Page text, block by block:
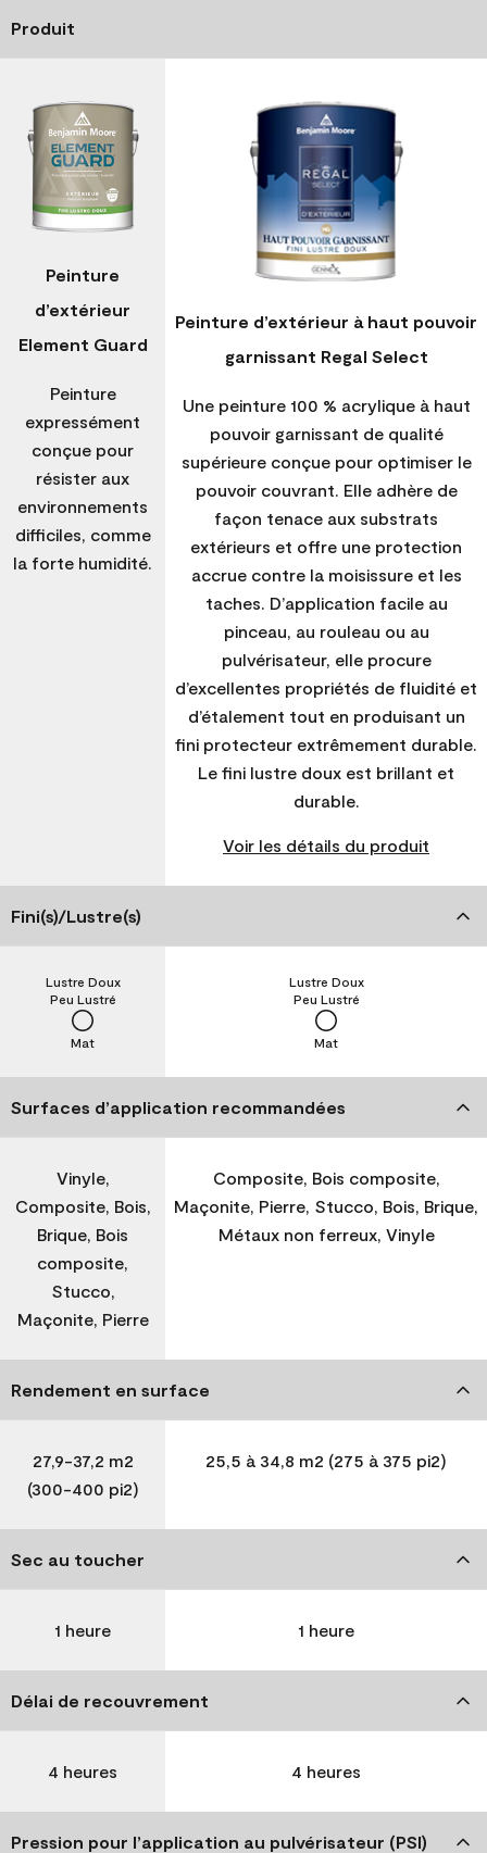
Produit
Peinture
d’extérieur
Element Guard
Peinture
expressément
conçue pour
résister aux
environnements
difficiles, comme
la forte humidité.
Peinture d’extérieur à haut pouvoir
garnissant Regal Select
Une peinture 100 % acrylique à haut
pouvoir garnissant de qualité
supérieure conçue pour optimiser le
pouvoir couvrant. Elle adhère de
façon tenace aux substrats
extérieurs et offre une protection
accrue contre la moisissure et les
taches. D’application facile au
pinceau, au rouleau ou au
pulvérisateur, elle procure
d’excellentes propriétés de fluidité et
d’étalement tout en produisant un
fini protecteur extrêmement durable.
Le fini lustre doux est brillant et
durable.
Voir les détails du produit
Fini(s)/Lustre(s)
Mat
Peu Lustré
Lustre Doux
Mat
Peu Lustré
Lustre Doux
Surfaces d’application recommandées
Vinyle,
Composite, Bois,
Brique, Bois
composite,
Stucco,
Maçonite, Pierre
Composite, Bois composite,
Maçonite, Pierre, Stucco, Bois, Brique,
Métaux non ferreux, Vinyle
Rendement en surface
27,9-37,2 m2
(300-400 pi2)
25,5 à 34,8 m2 (275 à 375 pi2)
Sec au toucher
1 heure 1 heure
Délai de recouvrement
4 heures 4 heures
Pression pour l’application au pulvérisateur (PSI)